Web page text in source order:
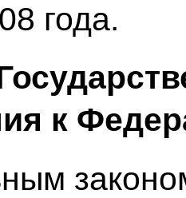
года.
к